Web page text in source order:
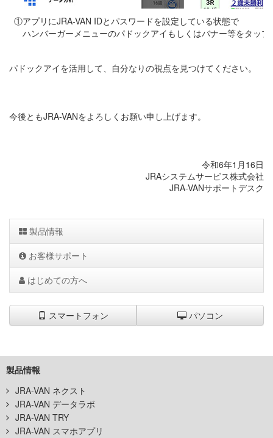
①アプリにJRA-VAN IDとパスワードを設定している状態で
ハンバーガーメニューのパドックアイもしくはバナー等をタップ
パドックアイを活用して、自分なりの視点を見つけてください。
今後ともJRA-VANをよろしくお願い申し上げます。
令和6年1月16日
JRAシステムサービス株式会社
JRA-VANサポートデスク
製品情報
お客様サポート
はじめての方へ
スマートフォン パソコン
製品情報
JRA-VAN ネクスト
JRA-VAN データラボ
JRA-VAN TRY
JRA-VAN スマホアプリ